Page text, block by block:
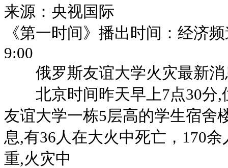
来源：央视国际
《第一时间》播出时间：经济
9:00
俄罗斯友谊大学火灾最新消
北京时间昨天早上7点30分,
友谊大学一栋5层高的学生宿舍
息,有36人在大火中死亡，170
重,火灾中